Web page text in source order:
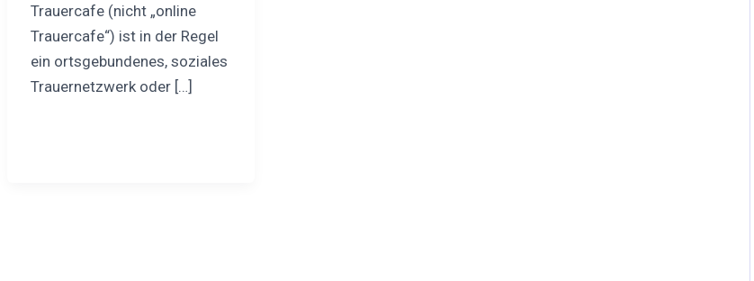
Trauercafe (nicht „online
Trauercafe“) ist in der Regel
ein ortsgebundenes, soziales
Trauernetzwerk oder […]